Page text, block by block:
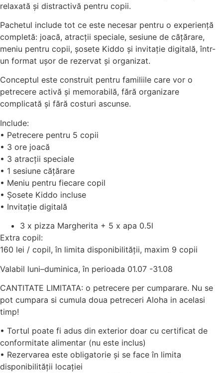
relaxată și distractivă pentru copii.
Pachetul include tot ce este necesar pentru o experiență
completă: joacă, atracții speciale, sesiune de cățărare,
meniu pentru copii, șosete Kiddo și invitație digitală, într-
un format ușor de rezervat și organizat.
Conceptul este construit pentru familiile care vor o
petrecere activă și memorabilă, fără organizare
complicată și fără costuri ascunse.
Include:
• Petrecere pentru 5 copii
• 3 ore joacă
• 3 atracții speciale
• 1 sesiune cățărare
• Meniu pentru fiecare copil
• Șosete Kiddo incluse
• Invitație digitală
3 x pizza Margherita + 5 x apa 0.5l
Extra copil:
160 lei / copil, în limita disponibilității, maxim 9 copii
Valabil luni–duminica, în perioada 01.07 -31.08
CANTITATE LIMITATA: o petrecere per cumparare. Nu se
pot cumpara si cumula doua petreceri Aloha in acelasi
timp!
• Tortul poate fi adus din exterior doar cu certificat de
conformitate alimentar (nu este inclus)
• Rezervarea este obligatorie și se face în limita
disponibilității locației